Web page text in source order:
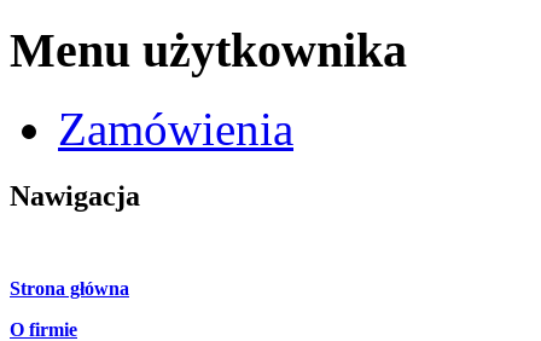
Menu użytkownika
Zamówienia
Nawigacja
Strona główna
O firmie